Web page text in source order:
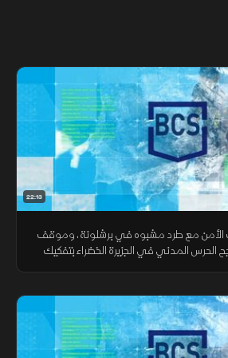
22:13
الأمن مع طرد مشبوه في برشلونة، وموقف
الحرس المدني في الجزيرة الخضراء بتفكيك